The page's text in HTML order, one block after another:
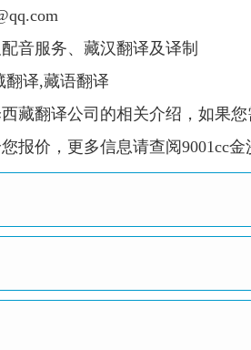
音服务、藏汉翻译及译制
翻译,藏语翻译
藏翻译公司的相关介绍，如果
报价，更多信息请查阅9001cc